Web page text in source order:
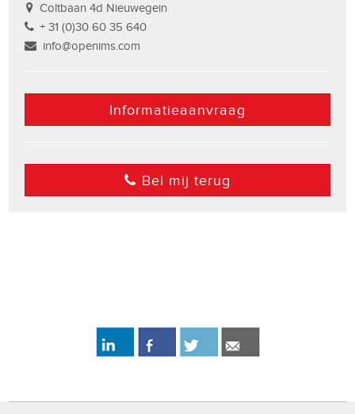
Coltbaan 4d Nieuwegein
+ 31 (0)30 60 35 640
info@openims.com
Informatieaanvraag
Bel mij terug